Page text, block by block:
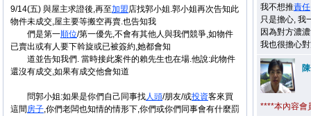
9/14(五) 與屋主求證後,再至加盟店找郭小姐.郭小姐再次告知此
物件未成交,屋主要等搬空再賣.也告知我
們是第一順位/第一優先,不會有其他人與我們競爭,如物件
已賣出或有人要下斡旋或已被簽約,她都會知
道並告知我們. 當時接此案件的賴先生也在場.他說:此物件
還沒有成交,如果有成交他會知道
問郭小姐:如果是你們自己同事找人頭/朋友/或投資客來買
這間房子,你們老闆也知情的情形下,你們或你們同事會有什麼罰
我不想推責任
只是擔心, 我
因為對方濃
我也很擔心
****本內容會